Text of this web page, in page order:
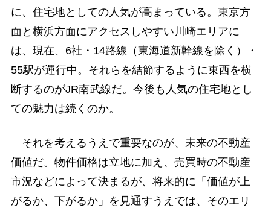
に、住宅地としての人気が高まっている。東京方
面と横浜方面にアクセスしやすい川崎エリアに
は、現在、6社・14路線（東海道新幹線を除く）・
55駅が運行中。それらを結節するように東西を横
断するのがJR南武線だ。今後も人気の住宅地とし
ての魅力は続くのか。
それを考えるうえで重要なのが、未来の不動産
価値だ。物件価格は立地に加え、売買時の不動産
市況などによって決まるが、将来的に「価値が上
がるか、下がるか」を見通すうえでは、そのエリ